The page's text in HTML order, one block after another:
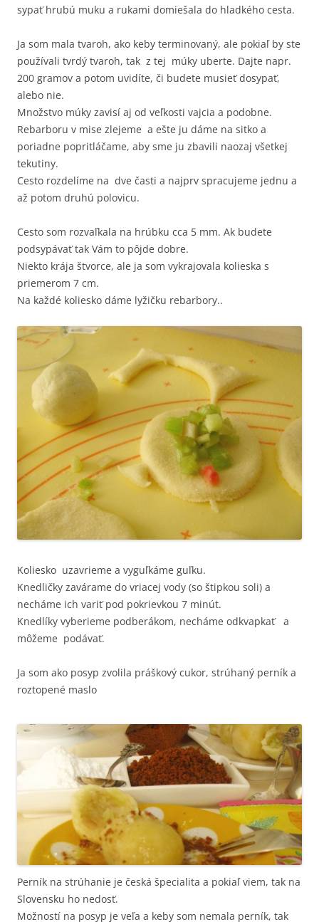
sypať hrubú muku a rukami domiešala do hladkého cesta.
Ja som mala tvaroh, ako keby terminovaný, ale pokiaľ by ste
používali tvrdý tvaroh, tak z tej múky uberte. Dajte napr.
200 gramov a potom uvidíte, či budete musieť dosypať,
alebo nie.
Množstvo múky zavisí aj od veľkosti vajcia a podobne.
Rebarboru v mise zlejeme a ešte ju dáme na sitko a
poriadne popritláčame, aby sme ju zbavili naozaj všetkej
tekutiny.
Cesto rozdelíme na dve časti a najprv spracujeme jednu a
až potom druhú polovicu.
Cesto som rozvaľkala na hrúbku cca 5 mm. Ak budete
podsypávať tak Vám to pôjde dobre.
Niekto krája štvorce, ale ja som vykrajovala kolieska s
priemerom 7 cm.
Na každé koliesko dáme lyžičku rebarbory..
Koliesko uzavrieme a vyguľkáme guľku.
Knedličky zavárame do vriacej vody (so štipkou soli) a
necháme ich variť pod pokrievkou 7 minút.
Knedlíky vyberieme podberákom, necháme odkvapkať a
môžeme podávať.
Ja som ako posyp zvolila práškový cukor, strúhaný perník a
roztopené maslo
Perník na strúhanie je česká špecialita a pokiaľ viem, tak na
Slovensku ho nedosť.
Možností na posyp je veľa a keby som nemala perník, tak